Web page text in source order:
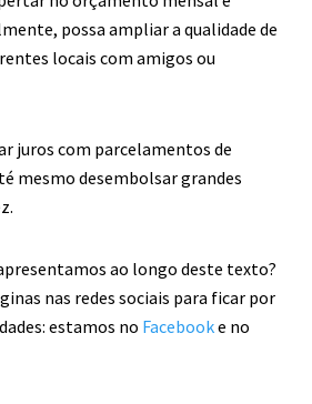
possa ampliar a qualidade de
locais com amigos ou
juros com parcelamentos de
mesmo desembolsar grandes
ao longo deste texto?
nas redes sociais para ficar por
estamos no Facebooke no